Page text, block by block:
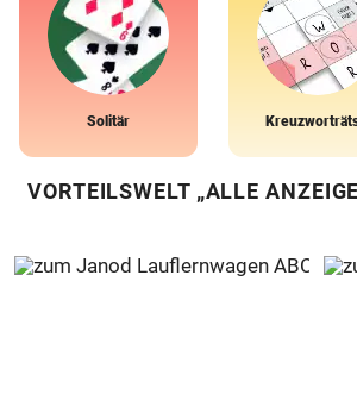
Solitär
VORTEILSWELT „ALLE